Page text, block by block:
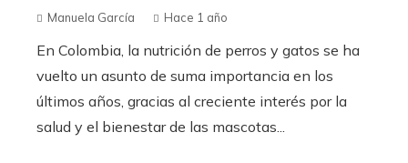
Manuela García Hace 1 año
En Colombia, la nutrición de perros y gatos se ha
vuelto un asunto de suma importancia en los
últimos años, gracias al creciente interés por la
salud y el bienestar de las mascotas...